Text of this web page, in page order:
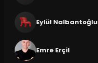
Eylül Nalbantoğlu
Emre Erçil